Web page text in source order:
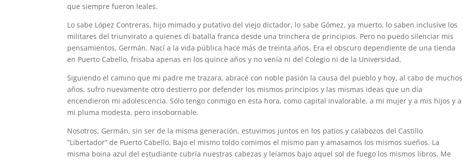
que siempre fueron leales.
Lo sabe López Contreras, hijo mimado y putativo del viejo dictador, lo sabe Gómez, ya muerto, lo saben inclusive los
militares del triunvirato a quienes di batalla franca desde una trinchera de principios. Pero no puedo silenciar mis
pensamientos, Germán. Nací a la vida pública hace más de treinta años. Era el obscuro dependiente de una tienda
en Puerto Cabello, frisaba apenas en los quince años y no venía ni del Colegio ni de la Universidad.
Siguiendo el camino que mi padre me trazara, abracé con noble pasión la causa del pueblo y hoy, al cabo de muchos
años, sufro nuevamente otro destierro por defender los mismos principios y las mismas ideas que un día
encendieron mi adolescencia. Sólo tengo conmigo en esta hora, como capital invalorable, a mi mujer y a mis hijos y a
mi pluma modesta, pero insobornable.
Nosotros, Germán, sin ser de la misma generación, estuvimos juntos en los patios y calabozos del Castillo
“Libertador” de Puerto Cabello, Bajo el mismo toldo comimos el mismo pan y amasamos los mismos sueños. La
misma boina azul del estudiante cubría nuestras cabezas y leíamos bajo aquel sol de fuego los mismos libros. Me